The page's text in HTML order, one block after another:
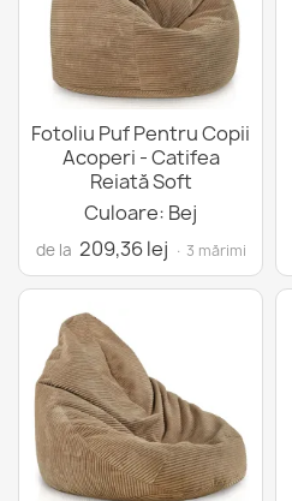
Fotoliu Puf Pentru Copii
Acoperi - Catifea
Reiată Soft
Culoare: Bej
de la 209,36 lej · 3 mărimi